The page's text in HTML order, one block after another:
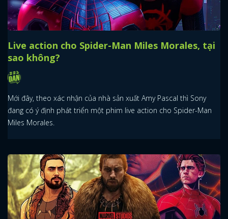
Live action cho Spider-Man Miles Morales, tại
sao không?
Mới đây, theo xác nhận của nhà sản xuất Amy Pascal thì Sony
đang có ý định phát triển một phim live action cho Spider-Man
Miles Morales.